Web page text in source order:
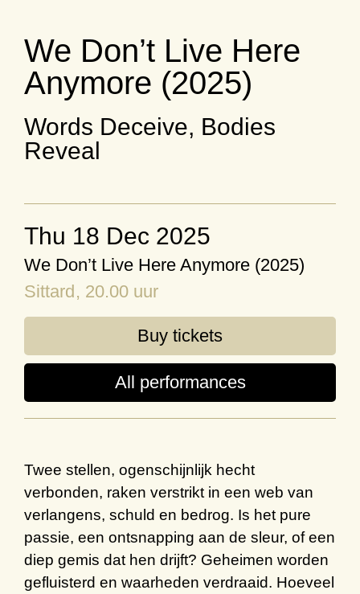
We Don’t Live Here
Anymore (2025)
Words Deceive, Bodies
Reveal
Thu 18 Dec 2025
We Don’t Live Here Anymore (2025)
Sittard, 20.00 uur
Buy tickets
All performances
Twee stellen, ogenschijnlijk hecht
verbonden, raken verstrikt in een web van
verlangens, schuld en bedrog. Is het pure
passie, een ontsnapping aan de sleur, of een
diep gemis dat hen drijft? Geheimen worden
gefluisterd en waarheden verdraaid. Hoeveel